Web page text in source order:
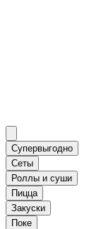
Супервыгодно
Сеты
Роллы и суши
Пицца
Закуски
Поке